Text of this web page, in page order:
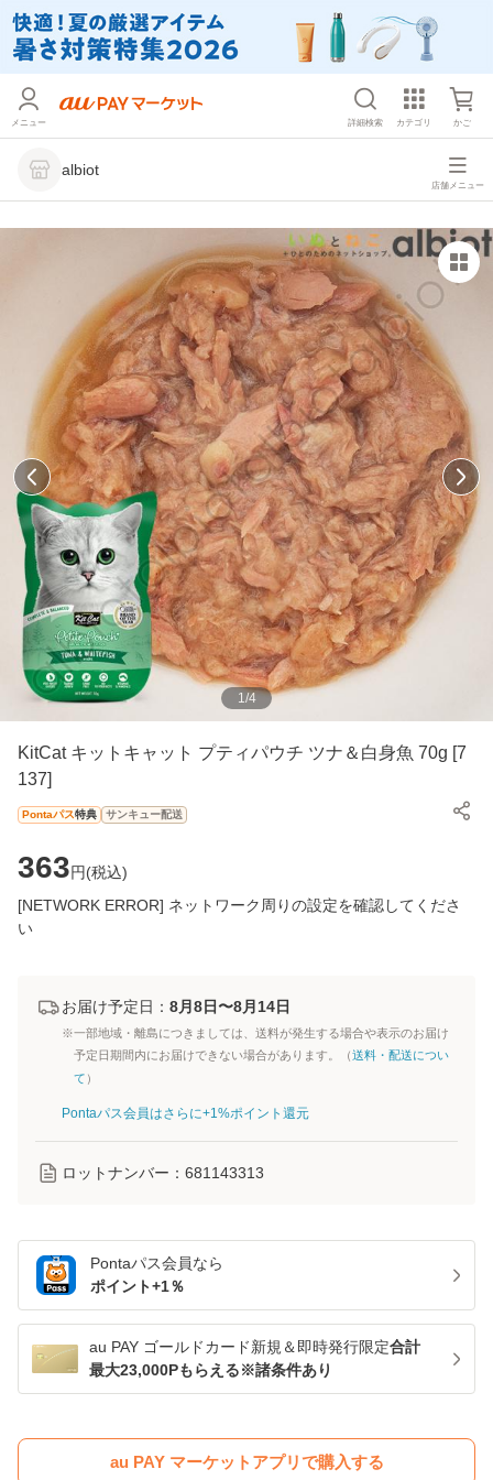
メニュー 詳細検索 カテゴリ かご
albiot
店舗メニュー
1/4
KitCat キットキャット プティパウチ ツナ＆白身魚 70g [7
137]
Pontaパス特典 サンキュー配送
363円(税込)
[NETWORK ERROR] ネットワーク周りの設定を確認してくださ
い
お届け予定日： 8月8日〜8月14日
※一部地域・離島につきましては、送料が発生する場合や表示のお届け
予定日期間内にお届けできない場合があります。（送料・配送につい
て ）
Pontaパス会員はさらに+1%ポイント還元
ロットナンバー： 681143313
Pontaパス会員なら
ポイント+1％
au PAY ゴールドカード新規＆即時発行限定合計
最大23,000Pもらえる※諸条件あり
au PAY マーケットアプリで購入する